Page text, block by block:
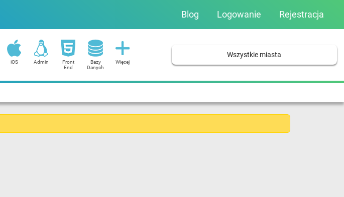
Blog Logowanie Rejestracja
iOS Admin
Front
End
Bazy
Danych
Więcej
Wszystkie miasta